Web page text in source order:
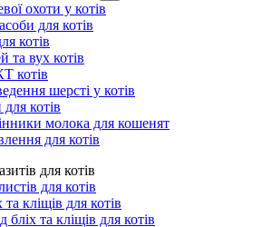
охоти у котів
для котів
котів
та вух котів
котів
шерсті у котів
котів
молока для кошенят
для котів
для котів
для котів
та кліщів для котів
та кліщів для котів